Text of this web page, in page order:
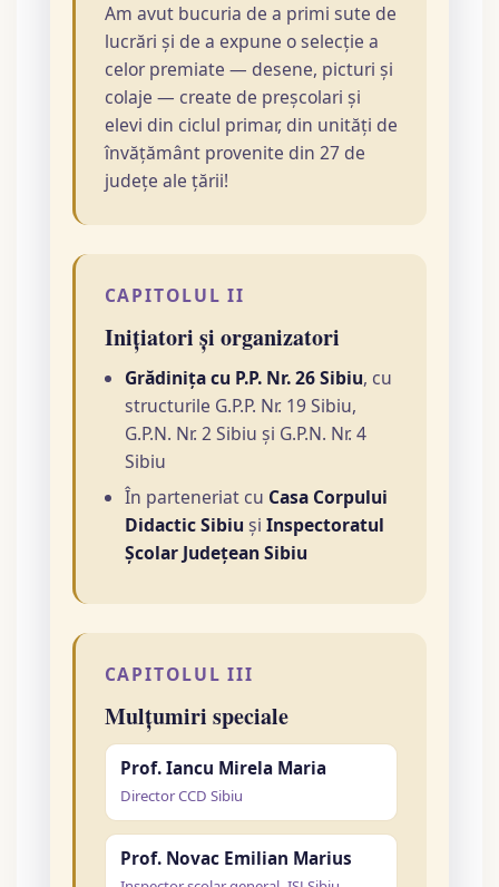
Am avut bucuria de a primi sute de
lucrări și de a expune o selecție a
celor premiate — desene, picturi și
colaje — create de preșcolari și
elevi din ciclul primar, din unități de
învățământ provenite din 27 de
județe ale țării!
CAPITOLUL II
Inițiatori și organizatori
Grădinița cu P.P. Nr. 26 Sibiu, cu
structurile G.P.P. Nr. 19 Sibiu,
G.P.N. Nr. 2 Sibiu și G.P.N. Nr. 4
Sibiu
În parteneriat cu Casa Corpului
Didactic Sibiu și Inspectoratul
Școlar Județean Sibiu
CAPITOLUL III
Mulțumiri speciale
Prof. Iancu Mirela Maria
Director CCD Sibiu
Prof. Novac Emilian Marius